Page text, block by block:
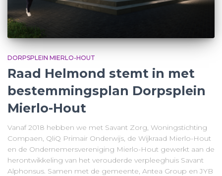
DORPSPLEIN MIERLO-HOUT
Raad Helmond stemt in met
bestemmingsplan Dorpsplein
Mierlo-Hout
Vanaf 2018 hebben we met Savant Zorg, Woningstichting
Compaen, QliQ Primair Onderwijs, de Wijkraad Mierlo-Hout
en de Ondernemersvereniging Mierlo-Hout gewerkt aan de
herontwikkeling van het verouderde verpleeghuis Savant
Alphonsus. Samen met de gemeente, Antea Group en JYB